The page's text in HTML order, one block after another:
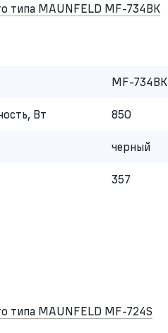
типа MAUNFELD MF-734BK
MF-734BK
Вт 850
черный
357
типа MAUNFELD MF-724S